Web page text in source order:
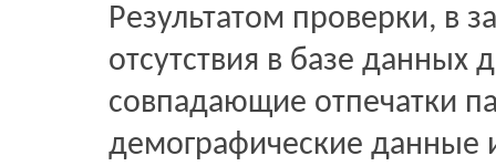
Результатом проверки, в
отсутствия в базе данных
совпадающие отпечатки
демографические данные